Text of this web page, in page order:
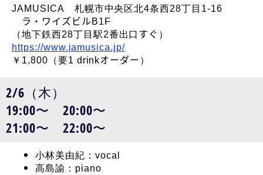
JAMUSICA 札幌市中央区北4条西28丁目1-16
ラ・ワイズビルB1F
（地下鉄西28丁目駅2番出口すぐ）
https://www.jamusica.jp/
￥1,800（要1 drinkオーダー）
2/6（木）
19:00〜 20:00〜
21:00〜 22:00〜
小林美由紀：vocal
高島諭：piano